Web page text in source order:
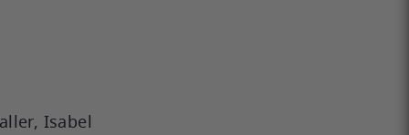
Isabel